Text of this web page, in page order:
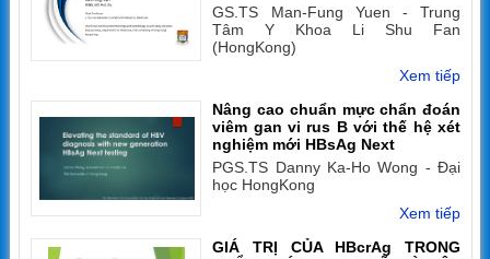
GS.TS Man-Fung Yuen - Trung
Tâm Y Khoa Li Shu Fan
(HongKong)
Xem tiếp
Nâng cao chuẩn mực chẩn đoán
viêm gan vi rus B với thế hệ xét
nghiệm mới HBsAg Next
PGS.TS Danny Ka-Ho Wong - Đại
học HongKong
Xem tiếp
GIÁ TRỊ CỦA HBcrAg TRONG